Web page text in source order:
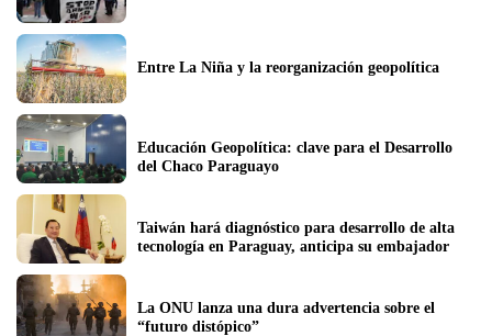
Educación Geopolítica: clave para el Desarrollo
del Chaco Paraguayo
Taiwán hará diagnóstico para desarrollo de alta
tecnología en Paraguay, anticipa su embajador
La ONU lanza una dura advertencia sobre el
“futuro distópico”